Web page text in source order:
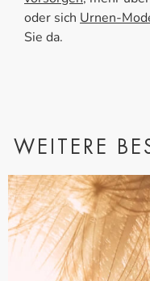
oder sich Urnen-
Sie da.
WEITERE